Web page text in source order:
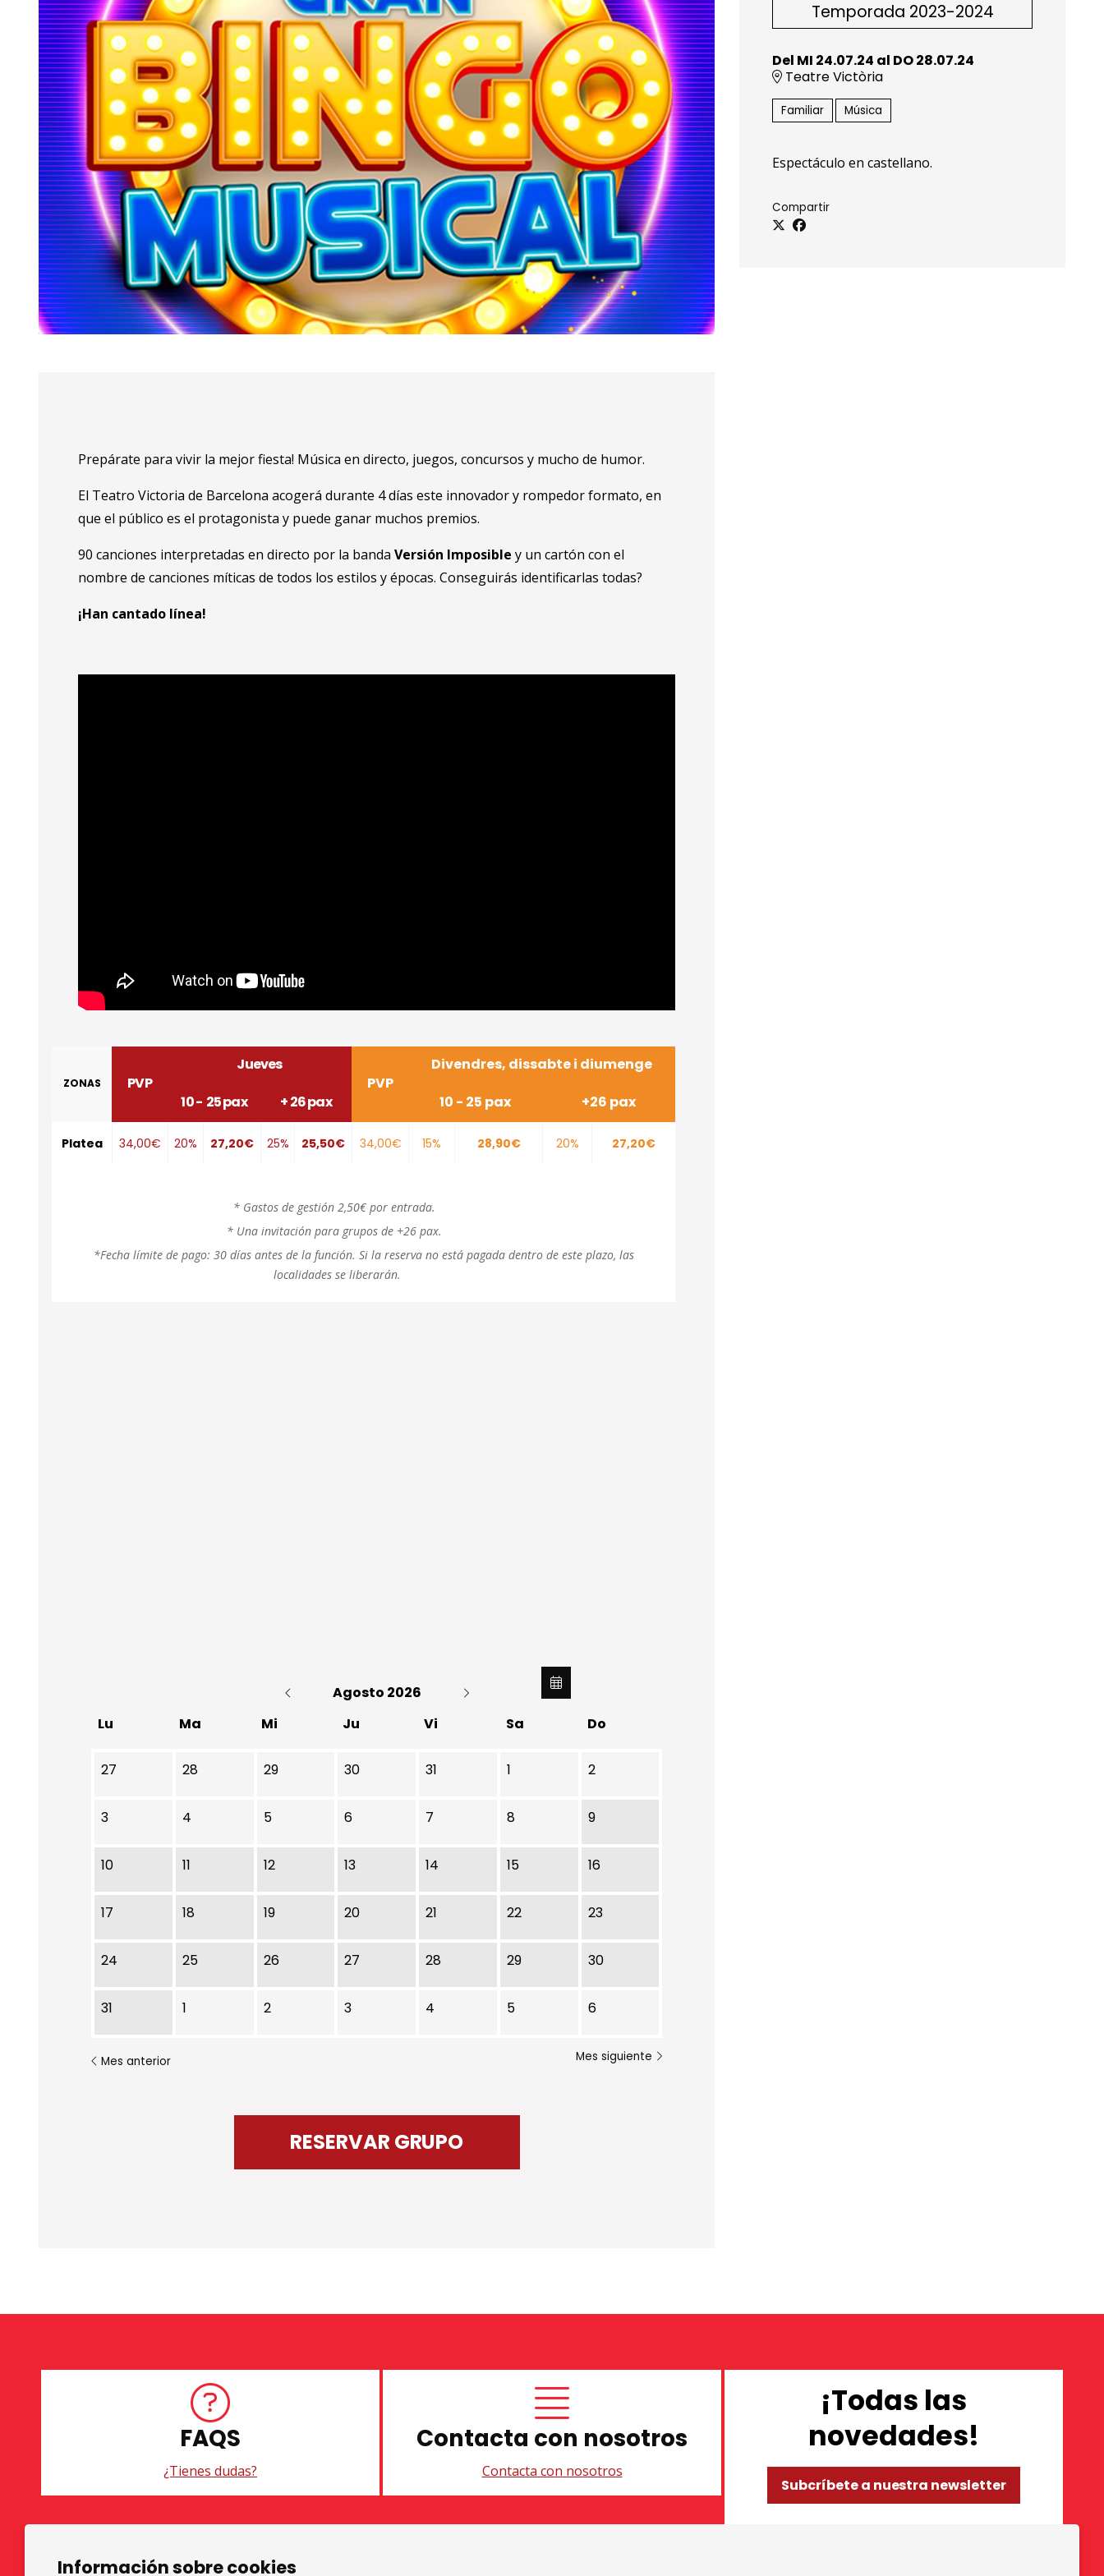
Temporada 2023-2024
Del MI 24.07.24 al DO 28.07.24
Teatre Victòria
Familiar Música
Espectáculo en castellano.
Compartir
Prepárate para vivir la mejor fiesta! Música en directo, juegos, concursos y mucho de humor.
El Teatro Victoria de Barcelona acogerá durante 4 días este innovador y rompedor formato, en
que el público es el protagonista y puede ganar muchos premios.
90 canciones interpretadas en directo por la bandaVersión Imposibley un cartón con el
nombre de canciones míticas de todos los estilos y épocas. Conseguirás identificarlas todas?
¡Han cantado línea!
ZONAS PVP
Jueves
PVP
Divendres, dissabte i diumenge
10 - 25 pax
+ 26 pax 10 - 25 pax +26 pax
Platea 34,00€ 20% 27,20€ 25% 25,50€ 34,00€ 15% 28,90€ 20% 27,20€
* Gastos de gestión 2,50€ por entrada.
* Una invitación para grupos de +26 pax.
*Fecha límite de pago: 30 días antes de la función. Si la reserva no está pagada dentro de este plazo, las
localidades se liberarán.
Agosto 2026
Lu
Ma Mi Ju Vi Sa Do
No hay ninguna actividad este mes
27 28 29 30 31 1 2
3 4 5 6 7 8 9
10 11 12 13 14 15 16
17 18 19 20 21 22 23
24 25 26 27 28 29 30
31 1 2 3 4 5 6
Mes anterior Mes siguiente
RESERVAR GRUPO
FAQS
¿Tienes dudas?
Contacta con nosotros
Contacta con nosotros
¡Todas las
novedades!
Subcríbete a nuestra newsletter
TOP GRUPS TEATRE
Información sobre cookies